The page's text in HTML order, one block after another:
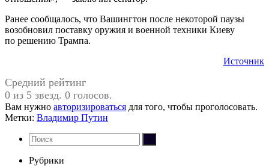
Ранее сообщалось, что Вашингтон после некоторой паузы
возобновил поставку оружия и военной техники Киеву
по решению Трампа.
Источник
Средний рейтинг
0 из 5 звезд. 0 голосов.
Вам нужно авторизироваться для того, чтобы проголосовать.
Метки: Владимир Путин
Рубрики